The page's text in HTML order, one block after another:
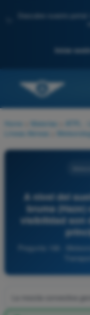
Descubre nuestro
Iniciar sesión
Home Materias
ATPL
Líneas Aéreas
A nivel del
bruma
visibilidad son